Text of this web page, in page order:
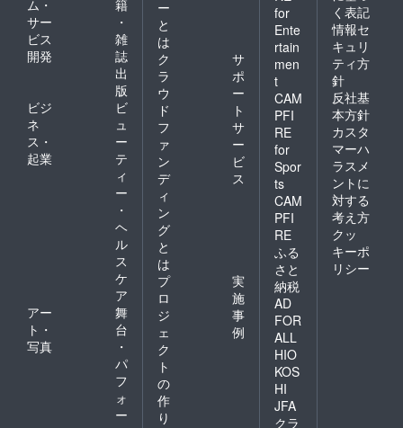
ム・
サー
ビス
開発
籍
・
雑
誌
出
版
ビジ
ネ
ス・
起業
ビ
ュ
ー
テ
ィ
ー
・
ヘ
ル
ス
ケ
ア
アー
ト・
写真
舞
台
・
パ
フ
ォ
ー
ー
と
は
ク
ラ
ウ
ド
フ
ァ
ン
デ
ィ
ン
グ
と
は
サ
ポ
ー
ト
サ
ー
ビ
ス
プ
ロ
ジ
ェ
ク
ト
の
作
り
実
施
事
例
for
Ente
rtain
men
t
CAM
PFI
RE
for
Spor
ts
CAM
PFI
RE
ふる
さと
納税
AD
FOR
ALL
HIO
KOS
HI
JFA
クラ
く表記
情報セ
キュリ
ティ方
針
反社基
本方針
カスタ
マーハ
ラスメ
ントに
対する
考え方
クッ
キーポ
リシー